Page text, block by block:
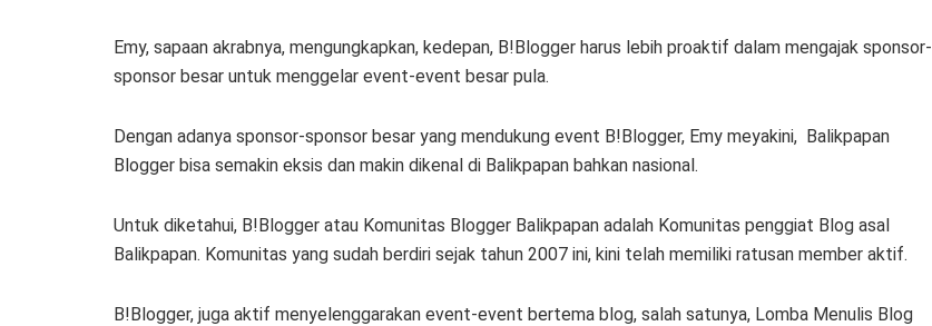
Emy, sapaan akrabnya, mengungkapkan, kedepan, B!Blogger harus lebih proaktif dalam mengajak sponsor-
sponsor besar untuk menggelar event-event besar pula.
Dengan adanya sponsor-sponsor besar yang mendukung event B!Blogger, Emy meyakini, Balikpapan
Blogger bisa semakin eksis dan makin dikenal di Balikpapan bahkan nasional.
Untuk diketahui, B!Blogger atau Komunitas Blogger Balikpapan adalah Komunitas penggiat Blog asal
Balikpapan. Komunitas yang sudah berdiri sejak tahun 2007 ini, kini telah memiliki ratusan member aktif.
B!Blogger, juga aktif menyelenggarakan event-event bertema blog, salah satunya, Lomba Menulis Blog